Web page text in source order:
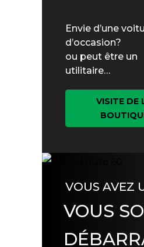
Envie d’une
d’occasion?
ou peut être un
utilitaire…
VISITE DE
VOUS AVEZ
VOUS